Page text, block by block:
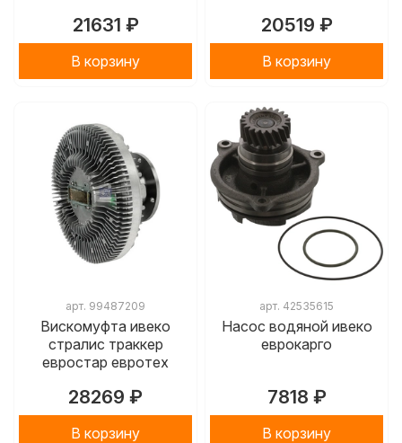
21631 ₽
В корзину
20519 ₽
В корзину
арт. 99487209
Вискомуфта ивеко
стралис траккер
евростар евротех
28269 ₽
В корзину
арт. 42535615
Насос водяной ивеко
еврокарго
7818 ₽
В корзину